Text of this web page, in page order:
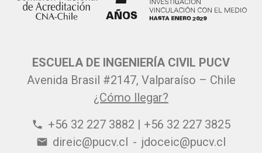
ESCUELA DE INGENIERÍA CIVIL PUCV
Avenida Brasil #2147, Valparaíso – Chile
¿Cómo llegar?
phone +56 32 227 3882 | +56 32 227 3825
email direic@pucv.cl - jdoceic@pucv.cl